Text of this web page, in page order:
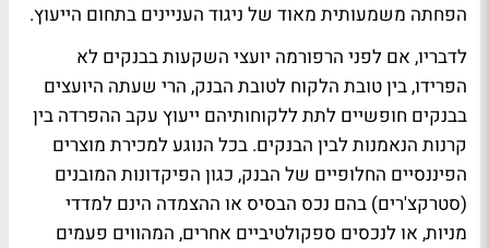
הפחתה משמעותית מאוד של ניגוד העניינים בתחום הייעוץ.
לדבריו, אם לפני הרפורמה יועצי השקעות בבנקים לא
הפרידו, בין טובת הלקוח לטובת הבנק, הרי שעתה היועצים
בבנקים חופשיים לתת ללקוחותיהם ייעוץ עקב ההפרדה בין
קרנות הנאמנות לבין הבנקים. בכל הנוגע למכירת מוצרים
הפיננסיים החלופיים של הבנק, כגון הפיקדונות המובנים
(סטרקצ'רים) בהם נכס הבסיס או ההצמדה הינם למדדי
מניות, או לנכסים ספקולטיביים אחרים, המהווים פעמים